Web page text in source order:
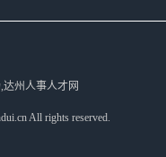
州人事人才网
All rights reserved.